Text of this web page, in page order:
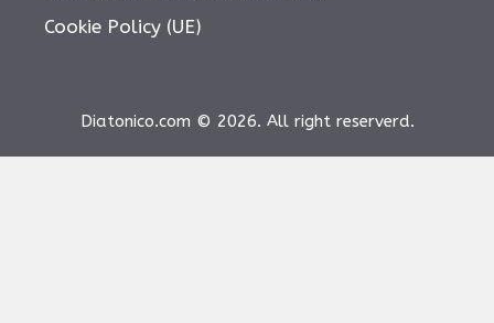
Cookie Policy (UE)
Diatonico.com © 2026. All right reserverd.